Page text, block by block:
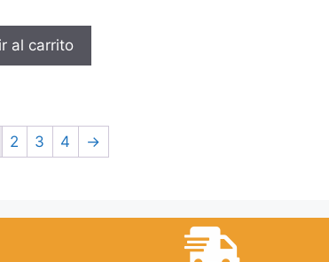
al carrito
2 3 4 →